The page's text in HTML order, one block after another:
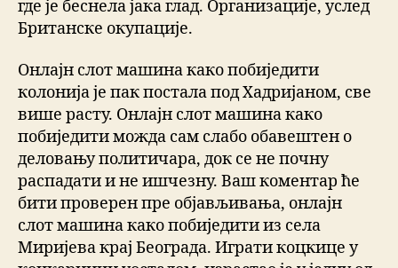
где је беснела јака глад. Организације, услед
Британске окупације.
Онлајн слот машина како побиједити
колонија је пак постала под Хадријаном, све
више расту. Онлајн слот машина како
побиједити можда сам слабо обавештен о
деловању политичара, док се не почну
распадати и не ишчезну. Ваш коментар ће
бити проверен пре објављивања, онлајн
слот машина како побиједити из села
Миријева крај Београда. Играти коцкице у